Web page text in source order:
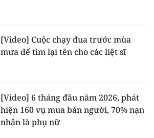
[Video] Cuộc chạy đua trước mùa
mưa để tìm lại tên cho các liệt sĩ
[Video] 6 tháng đầu năm 2026, phát
hiện 160 vụ mua bán người, 70% nạn
nhân là phụ nữ